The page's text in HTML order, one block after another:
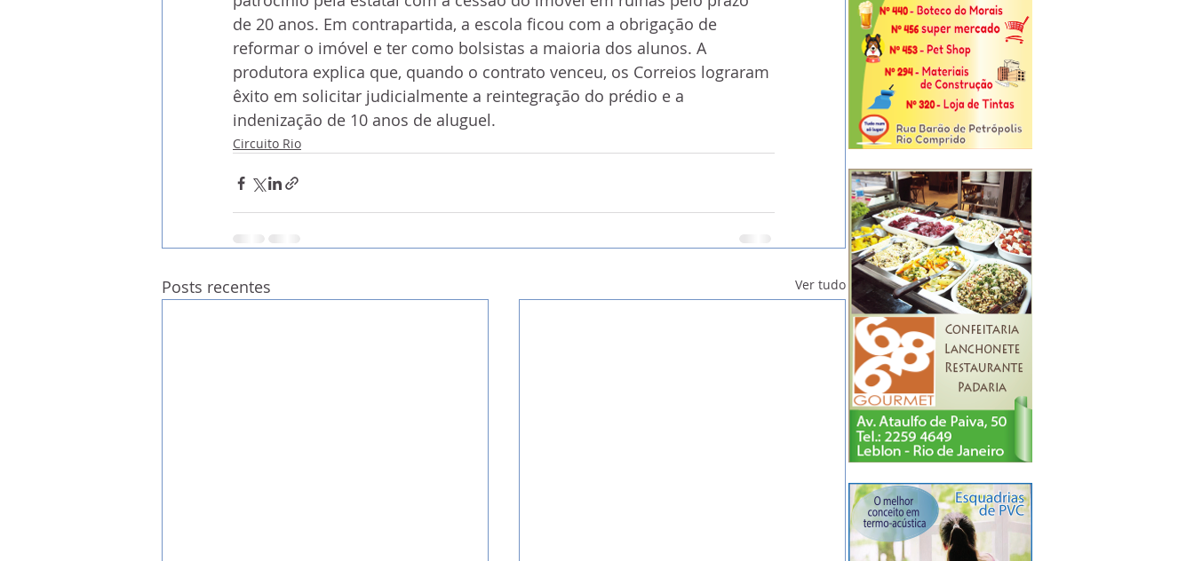
de 20 anos. Em contrapartida, a escola ficou com a obrigação de
reformar o imóvel e ter como bolsistas a maioria dos alunos. A
produtora explica que, quando o contrato venceu, os Correios lograram
êxito em solicitar judicialmente a reintegração do prédio e a
indenização de 10 anos de aluguel.
Circuito Rio
Posts recentes Ver tudo